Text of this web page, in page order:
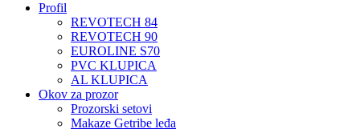
Profil
REVOTECH 84
REVOTECH 90
EUROLINE S70
PVC KLUPICA
AL KLUPICA
Okov za prozor
Prozorski setovi
Makaze Getribe leđa